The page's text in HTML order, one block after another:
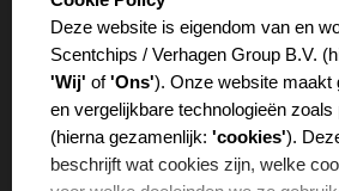
Deze website is eigendom van en
Scentchips / Verhagen Group B.V.
'Wij' of'Ons'). Onze website maakt
en vergelijkbare technologieën
(hierna gezamenlijk: 'cookies').
beschrijft wat cookies zijn, welke